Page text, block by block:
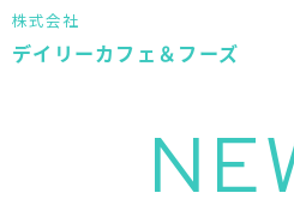
株式会社
デイリーカフェ＆フーズ